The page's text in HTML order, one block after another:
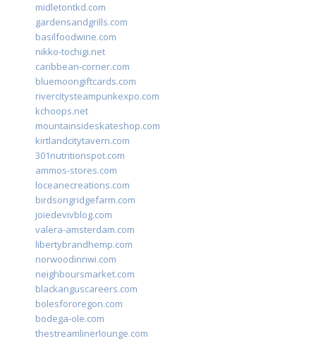
midletontkd.com
gardensandgrills.com
basilfoodwine.com
nikko-tochigi.net
caribbean-corner.com
bluemoongiftcards.com
rivercitysteampunkexpo.com
kchoops.net
mountainsideskateshop.com
kirtlandcitytavern.com
301nutritionspot.com
ammos-stores.com
loceanecreations.com
birdsongridgefarm.com
joiedevivblog.com
valera-amsterdam.com
libertybrandhemp.com
norwoodinnwi.com
neighboursmarket.com
blackanguscareers.com
bolesfororegon.com
bodega-ole.com
thestreamlinerlounge.com